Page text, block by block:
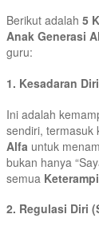
Berikut adalah 5
Anak Generasi
guru:
1. Kesadaran
Ini adalah
sendiri, termasuk
Alfa untuk
bukan hanya
semua
2. Regulasi Diri